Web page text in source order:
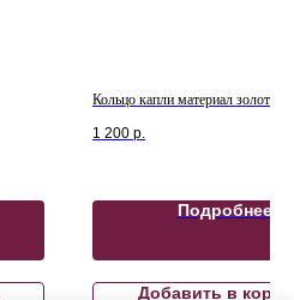
Кольцо капли материал золото
1 200 р.
Подробнее
Добавить в